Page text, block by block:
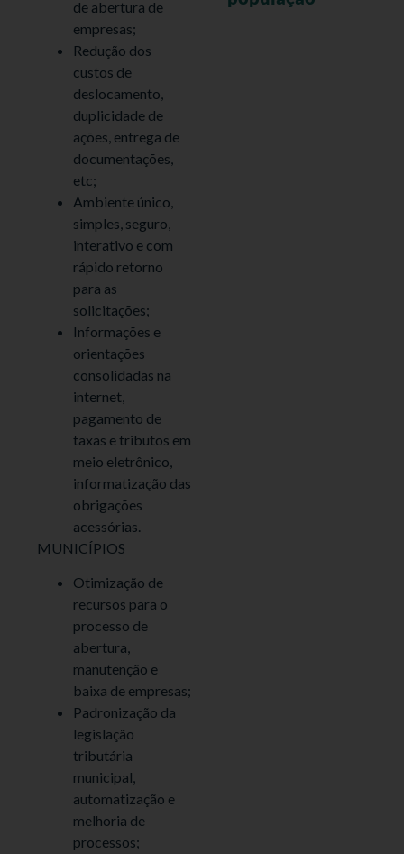
de abertura de
empresas;
Redução dos
custos de
deslocamento,
duplicidade de
ações, entrega de
documentações,
etc;
Ambiente único,
simples, seguro,
interativo e com
rápido retorno
para as
solicitações;
Informações e
orientações
consolidadas na
internet,
pagamento de
taxas e tributos em
meio eletrônico,
informatização das
obrigações
acessórias.
MUNICÍPIOS
Otimização de
recursos para o
processo de
abertura,
manutenção e
baixa de empresas;
Padronização da
legislação
tributária
municipal,
automatização e
melhoria de
processos;